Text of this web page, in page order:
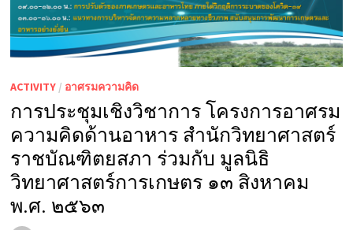
ACTIVITY/ อาศรมความคิด
การประชุมเชิงวิชาการ โครงการอาศรม
ความคิดด้านอาหาร สำนักวิทยาศาสตร์
ราชบัณฑิตยสภา ร่วมกับ มูลนิธิ
วิทยาศาสตร์การเกษตร ๑๓ สิงหาคม
พ.ศ. ๒๕๖๓